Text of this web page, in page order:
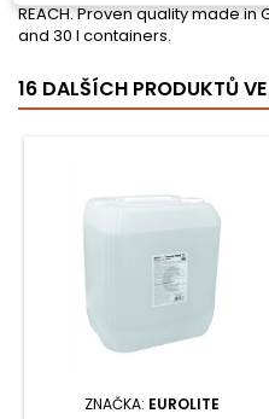
REACH. Proven quality made in
and 30 l containers.
16 DALŠÍCH PRODUKTŮ
ZNAČKA: EUROLITE